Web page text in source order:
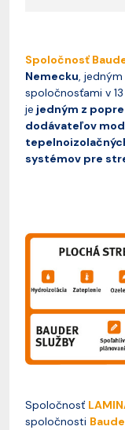
Spoločnosť
Nemecku,
spoločnosťami v
je jedným z
dodávateľov
systémov pre
Spoločnosť
spoločnosti